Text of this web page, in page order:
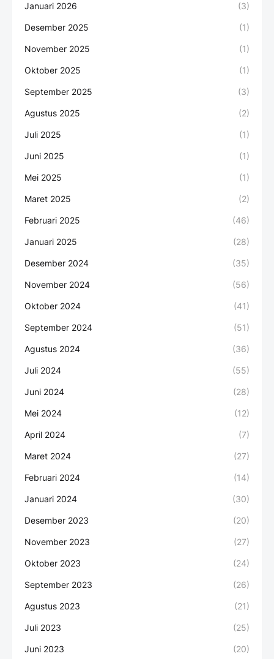
Januari 2026 (3)
Desember 2025 (1)
November 2025 (1)
Oktober 2025 (1)
September 2025 (3)
Agustus 2025 (2)
Juli 2025 (1)
Juni 2025 (1)
Mei 2025 (1)
Maret 2025 (2)
Februari 2025 (46)
Januari 2025 (28)
Desember 2024 (35)
November 2024 (56)
Oktober 2024 (41)
September 2024 (51)
Agustus 2024 (36)
Juli 2024 (55)
Juni 2024 (28)
Mei 2024 (12)
April 2024 (7)
Maret 2024 (27)
Februari 2024 (14)
Januari 2024 (30)
Desember 2023 (20)
November 2023 (27)
Oktober 2023 (24)
September 2023 (26)
Agustus 2023 (21)
Juli 2023 (25)
Juni 2023 (20)